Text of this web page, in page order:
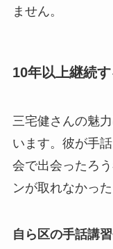
ません。
10年以上継続
三宅健さんの魅
います。彼が手
会で出会ったろ
ンが取れなかっ
自ら区の手話講